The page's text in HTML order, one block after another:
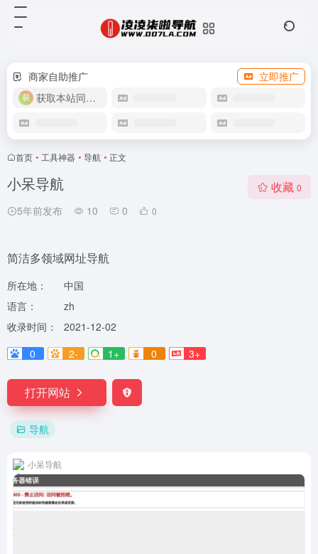
商家自助推广
立即推广
获取本站同款主题
首页 • 工具神器 • 导航 • 正文
小呆导航
5年前发布 10 0 0
收藏 0
简洁多领域网址导航
所在地：
中国
语言：
zh
收录时间：
2021-12-02
0
2- 1+ 0 3+
打开网站
导航
小呆导航